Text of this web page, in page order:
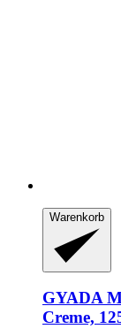
Warenkorb
GYADA
Creme,